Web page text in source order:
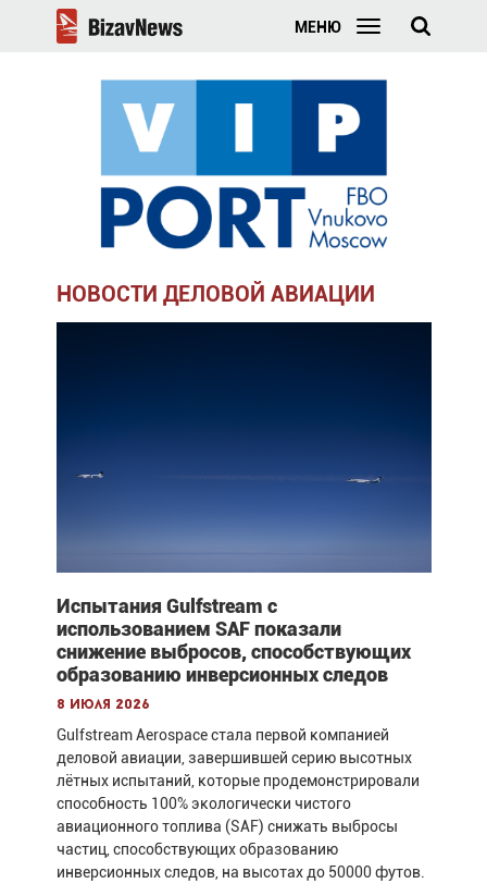
МЕНЮ
НОВОСТИ ДЕЛОВОЙ АВИАЦИИ
Испытания Gulfstream с
использованием SAF показали
снижение выбросов, способствующих
образованию инверсионных следов
8 июля 2026
Gulfstream Aerospace стала первой компанией
деловой авиации, завершившей серию высотных
лётных испытаний, которые продемонстрировали
способность 100% экологически чистого
авиационного топлива (SAF) снижать выбросы
частиц, способствующих образованию
инверсионных следов, на высотах до 50000 футов.